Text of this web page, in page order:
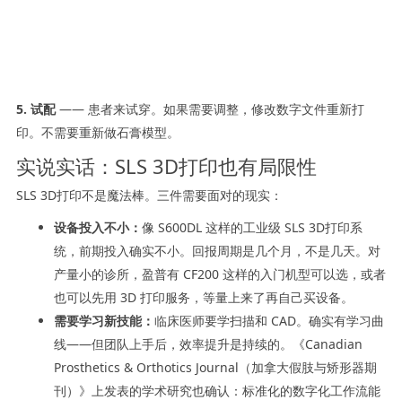
5. 试配—— 患者来试穿。如果需要调整，修改数字文件重新打
印。不需要重新做石膏模型。
实说实话：SLS 3D打印也有局限性
SLS 3D打印不是魔法棒。三件需要面对的现实：
设备投入不小： 像 S600DL 这样的工业级 SLS 3D打印系
统，前期投入确实不小。回报周期是几个月，不是几天。对
产量小的诊所，盈普有 CF200 这样的入门机型可以选，或者
也可以先用 3D 打印服务，等量上来了再自己买设备。
需要学习新技能： 临床医师要学扫描和 CAD。确实有学习曲
线——但团队上手后，效率提升是持续的。《Canadian
Prosthetics & Orthotics Journal（加拿大假肢与矫形器期
刊）》上发表的学术研究也确认：标准化的数字化工作流能